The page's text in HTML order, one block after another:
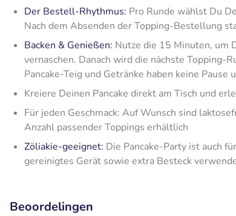
Der Bestell-Rhythmus: Pro Runde wählst Du
Nach dem Absenden der Topping-Bestellung
Backen & Genießen: Nutze die 15 Minuten, um
vernaschen. Danach wird die nächste Topping-
Pancake-Teig und Getränke haben keine
Kreiere Deinen Pancake direkt am Tisch und
Für jeden Geschmack: Auf Wunsch sind
Anzahl passender Toppings erhältlich
Zöliakie-geeignet: Die Pancake-Party ist auch
gereinigtes Gerät sowie extra Besteck
Beoordelingen